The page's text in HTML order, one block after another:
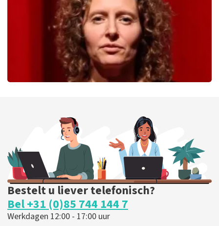
BESTEL NU
BESTEL NU
Bestelt u liever telefonisch?
Bel +31 (0)85 744 144 7
Werkdagen 12:00 - 17:00 uur